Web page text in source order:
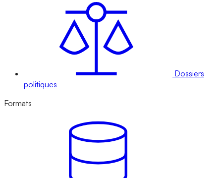
Dossiers
politiques
Formats